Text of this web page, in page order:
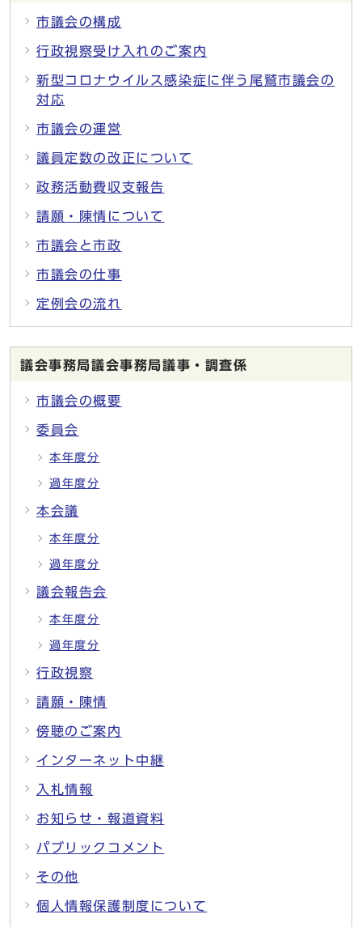
市議会の構成
行政視察受け入れのご案内
新型コロナウイルス感染症に伴う尾鷲市議会の
対応
市議会の運営
議員定数の改正について
政務活動費収支報告
請願・陳情について
市議会と市政
市議会の仕事
定例会の流れ
議会事務局議会事務局議事・調査係
市議会の概要
委員会
本年度分
過年度分
本会議
本年度分
過年度分
議会報告会
本年度分
過年度分
行政視察
請願・陳情
傍聴のご案内
インターネット中継
入札情報
お知らせ・報道資料
パブリックコメント
その他
個人情報保護制度について